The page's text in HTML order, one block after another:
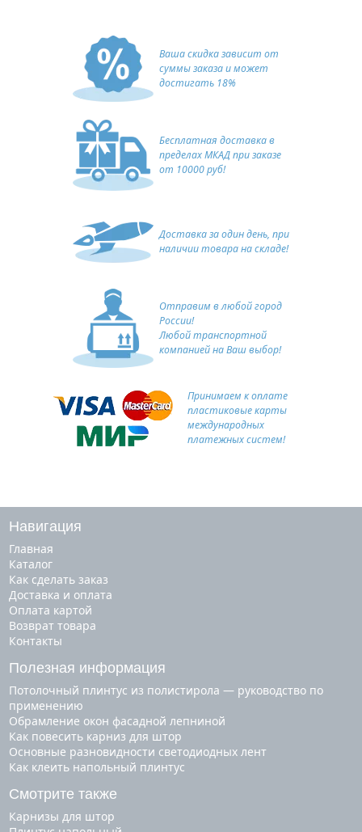
Ваша скидка зависит от
суммы заказа и может
достигать 18%
Бесплатная доставка в
пределах МКАД при заказе
от 10000 руб!
Доставка за один день, при
наличии товара на складе!
Отправим в любой город
России!
Любой транспортной
компанией на Ваш выбор!
Принимаем к оплате
пластиковые карты
международных
платежных систем!
Навигация
Главная
Каталог
Как сделать заказ
Доставка и оплата
Оплата картой
Возврат товара
Контакты
Полезная информация
Потолочный плинтус из полистирола — руководство по
применению
Обрамление окон фасадной лепниной
Как повесить карниз для штор
Основные разновидности светодиодных лент
Как клеить напольный плинтус
Смотрите также
карнизы для штор